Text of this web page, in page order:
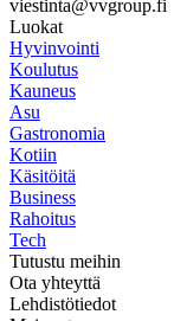
viestinta@vvgroup.fi
Luokat
Hyvinvointi
Koulutus
Kauneus
Asu
Gastronomia
Kotiin
Käsitöitä
Business
Rahoitus
Tech
Tutustu meihin
Ota yhteyttä
Lehdistötiedot